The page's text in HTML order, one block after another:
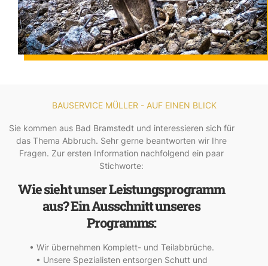
BAUSERVICE MÜLLER - AUF EINEN BLICK
Sie kommen aus Bad Bramstedt und interessieren sich für
das Thema Abbruch. Sehr gerne beantworten wir Ihre
Fragen. Zur ersten Information nachfolgend ein paar
Stichworte:
Wie sieht unser Leistungsprogramm
aus? Ein Ausschnitt unseres
Programms:
• Wir übernehmen Komplett- und Teilabbrüche.
• Unsere Spezialisten entsorgen Schutt und